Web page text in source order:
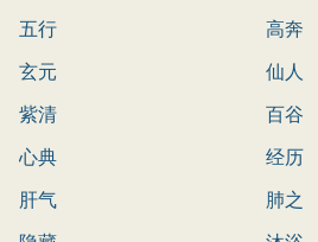
五行
高奔
玄元
仙人
紫清
百谷
心典
经历
肝气
肺之